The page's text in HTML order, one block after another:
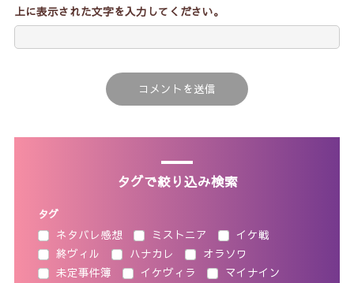
上に表示された文字を入力してください。
タグで絞り込み検索
タグ
ネタバレ感想
ミストニア
イケ戦
終ヴィル
ハナカレ
オラソワ
未定事件簿
イケヴィラ
マイナイン